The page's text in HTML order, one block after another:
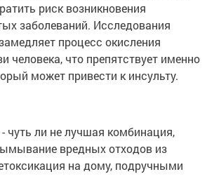
риск возникновения
заболеваний. Исследования
процесс окисления
человека, что препятствует именно
может привести к инсульту.
чуть ли не лучшая комбинация,
вредных отходов из
на дому, подручными